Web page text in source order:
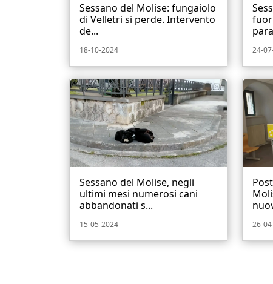
Sessano del Molise: fungaiolo
di Velletri si perde. Intervento
de...
18-10-2024 24-
Sessano del Molise, negli
ultimi mesi numerosi cani
abbandonati s...
15-05-2024 26-